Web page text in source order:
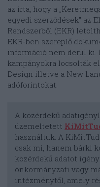
az írta, hogy a
egyedi szerződések” az
Rendszerből (EKR)
EKR-ben szereplő
információ nem derül ki.
kampányokra locsolták
Design illetve a New
adóforintokat.
A közérdekű
üzemeltetett
használtuk. A
csak mi, hanem bárki
közérdekű adatot
önkormányzati vagy
intézménytől, amely